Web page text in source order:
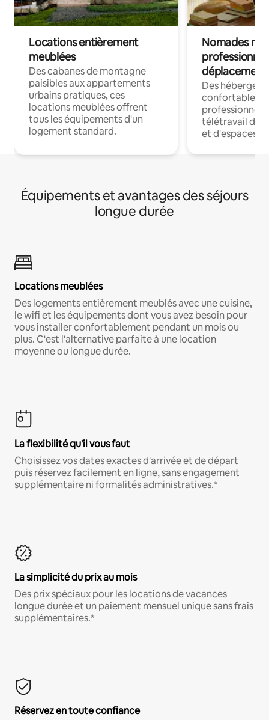
Locations entièrement
meublées
Des cabanes de montagne
paisibles aux appartements
urbains pratiques, ces
locations meublées offrent
tous les équipements d'un
logement standard.
Nomades
déplacement
Des
confortables
professionnels
télétravail
et d'espaces
Équipements et avantages des séjours
longue durée
Locations meublées
Des logements entièrement meublés avec une cuisine,
le wifi et les équipements dont vous avez besoin pour
vous installer confortablement pendant un mois ou
plus. C'est l'alternative parfaite à une location
moyenne ou longue durée.
La flexibilité qu'il vous faut
Choisissez vos dates exactes d'arrivée et de départ
puis réservez facilement en ligne, sans engagement
supplémentaire ni formalités administratives.*
La simplicité du prix au mois
Des prix spéciaux pour les locations de vacances
longue durée et un paiement mensuel unique sans frais
supplémentaires.*
Réservez en toute confiance